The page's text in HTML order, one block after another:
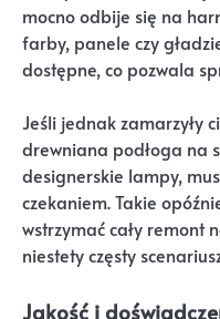
mocno odbije się na
farby, panele czy
dostępne, co pozwala
Jeśli jednak zamarzyły
drewniana podłoga na
designerskie lampy,
czekaniem. Takie
wstrzymać cały remont
niestety częsty
Jakość i